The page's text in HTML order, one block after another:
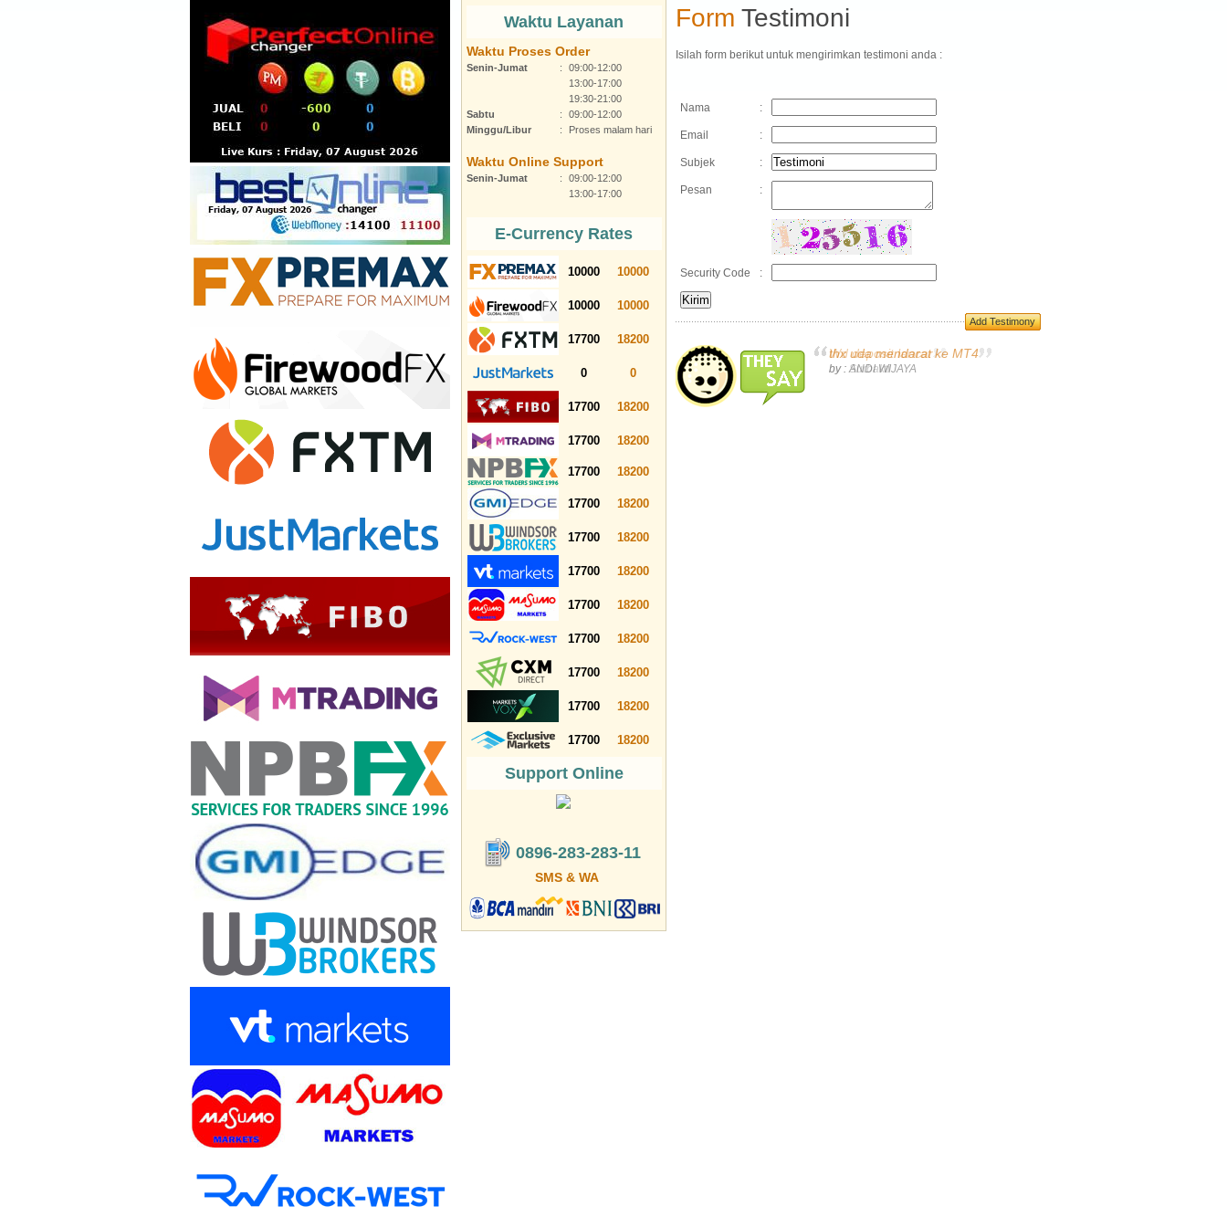
Waktu Layanan
Waktu Proses Order
Senin-Jumat :
09:00-12:00
13:00-17:00
19:30-21:00
Sabtu
:
09:00-12:00
Minggu/Libur
: Proses malam hari
Waktu Online Support
Senin-Jumat :
09:00-12:00
13:00-17:00
E-Currency Rates
10000 10000
10000 10000
17700 18200
0 0
17700 18200
17700 18200
17700 18200
17700 18200
17700 18200
17700 18200
17700 18200
17700 18200
17700 18200
17700 18200
17700 18200
Support Online
0896-283-283-11
SMS & WA
Form Testimoni
Isilah form berikut untuk mengirimkan testimoni anda :
Nama :
Email :
Subjek :
Pesan :
Security Code :
Add Testimony
thx uda mendarat ke MT4
by : ANDI WIJAYA